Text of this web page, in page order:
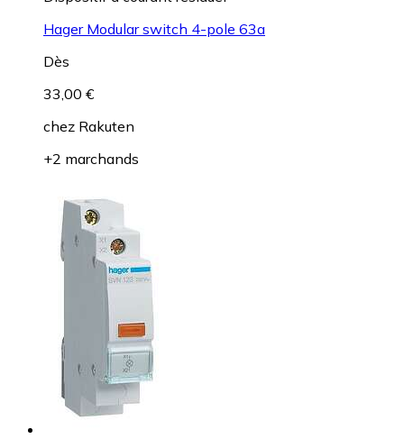
Hager Modular switch 4-pole 63a
Dès
33,00 €
chez Rakuten
+2 marchands